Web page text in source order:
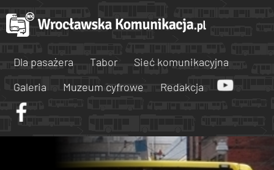
Dla pasażera Tabor
Sieć komunikacyjna
Galeria
Muzeum cyfrowe Redakcja